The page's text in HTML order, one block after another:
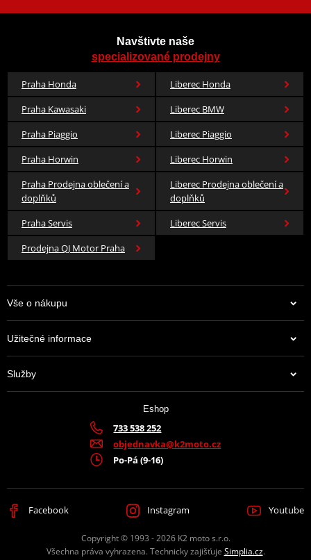
Navštivte naše
specializované prodejny
Praha Honda
Liberec Honda
Praha Kawasaki
Liberec BMW
Praha Piaggio
Liberec Piaggio
Praha Horwin
Liberec Horwin
Praha Prodejna oblečení a
doplňků
Liberec Prodejna oblečení a
doplňků
Praha Servis
Liberec Servis
Prodejna QJ Motor Praha
Vše o nákupu
Užitečné informace
Služby
Eshop
733 538 252
objednavka@k2moto.cz
Po-Pá (9-16)
Facebook Instagram Youtube
Copyright © 1993 - 2026 K2 moto s.r.o.
Všechna práva vyhrazena. Technicky zajišťuje Simplia.cz.